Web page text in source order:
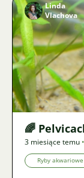
Linda
Vlachova
🌈
3 miesiące temu •
Ryby akwariowe